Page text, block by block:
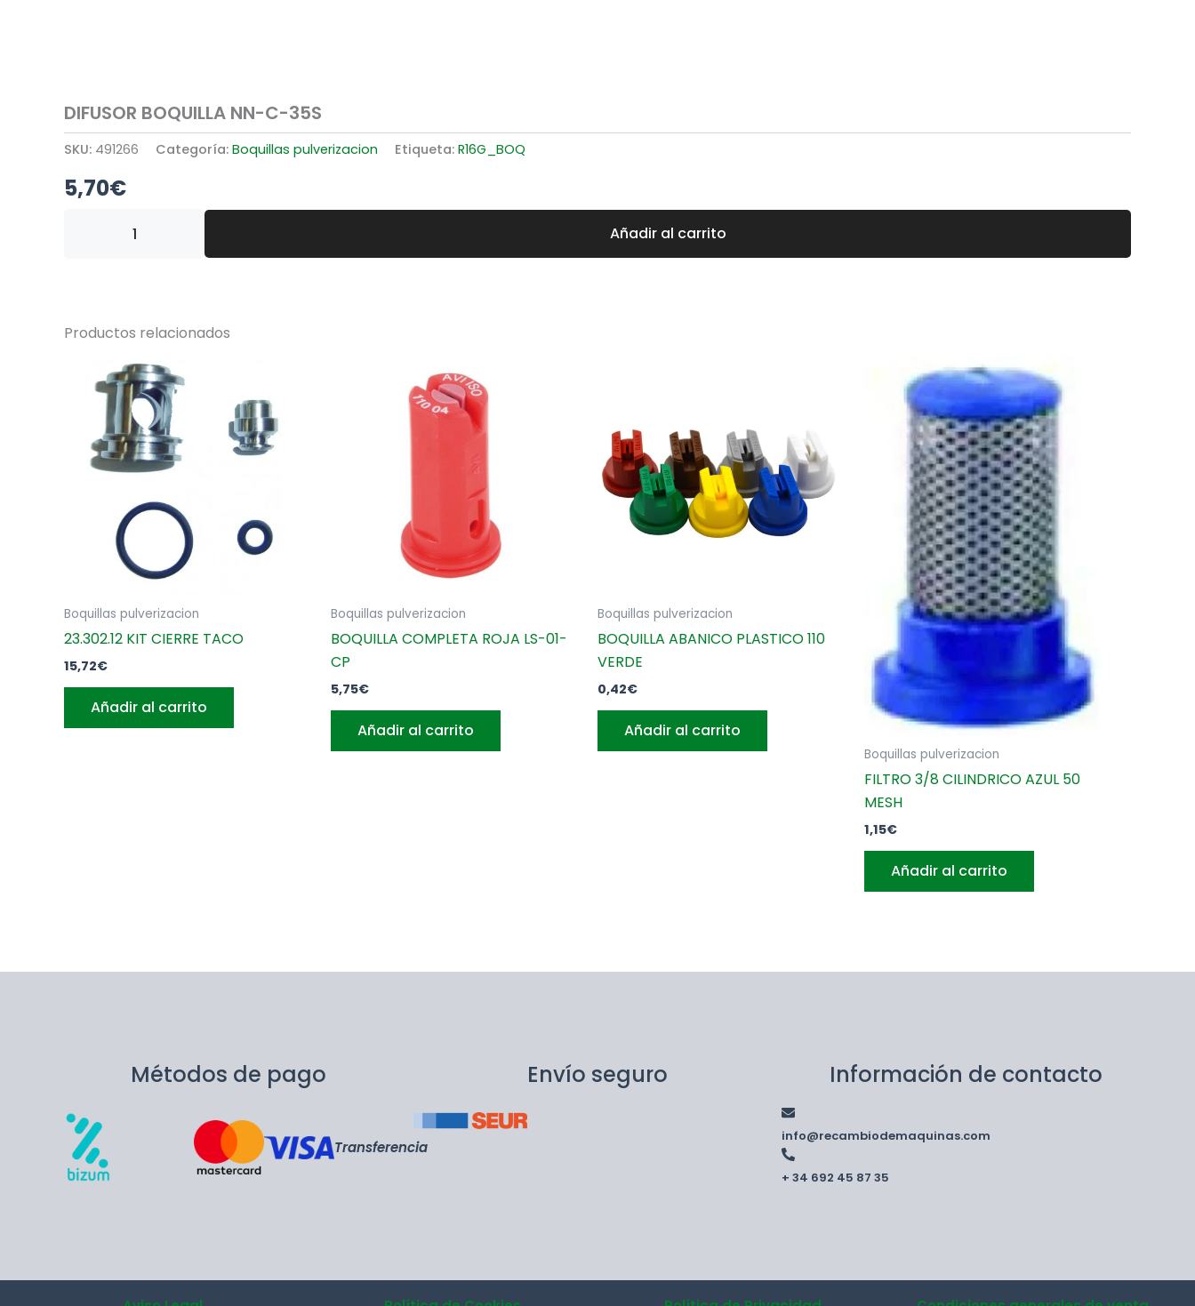
DIFUSOR BOQUILLA NN-C-35S
SKU: 491266 Categoría: Boquillas pulverizacion Etiqueta: R16G_BOQ
5,70€
BOQUILLA
Añadir al carrito
Productos relacionados
Boquillas pulverizacion
23.302.12 KIT CIERRE TACO
15,72€
Añadir al carrito
Boquillas pulverizacion
BOQUILLA COMPLETA ROJA LS-01-
CP
5,75€
Añadir al carrito
Boquillas pulverizacion
BOQUILLA ABANICO PLASTICO 110
VERDE
0,42€
Añadir al carrito
Boquillas pulverizacion
FILTRO 3/8 CILINDRICO AZUL 50
MESH
1,15€
Añadir al carrito
Métodos de pago
Transferencia
Envío seguro Información de contacto
info@recambiodemaquinas.com
+ 34 692 45 87 35